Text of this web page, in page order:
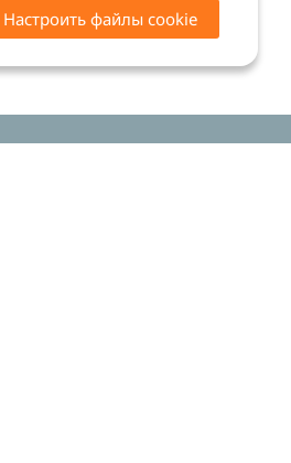
Настроить файлы cookie